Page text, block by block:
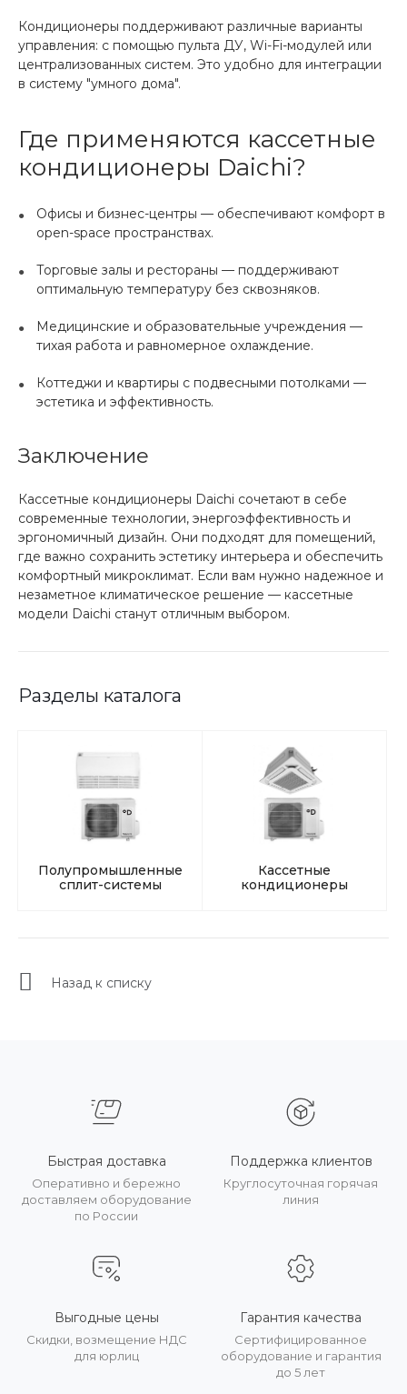
Кондиционеры поддерживают различные варианты
управления: с помощью пульта ДУ, Wi-Fi-модулей или
централизованных систем. Это удобно для интеграции
в систему "умного дома".
Где применяются кассетные
кондиционеры Daichi?
Офисы и бизнес-центры — обеспечивают комфорт в
open-space пространствах.
Торговые залы и рестораны — поддерживают
оптимальную температуру без сквозняков.
Медицинские и образовательные учреждения —
тихая работа и равномерное охлаждение.
Коттеджи и квартиры с подвесными потолками —
эстетика и эффективность.
Заключение
Кассетные кондиционеры Daichi сочетают в себе
современные технологии, энергоэффективность и
эргономичный дизайн. Они подходят для помещений,
где важно сохранить эстетику интерьера и обеспечить
комфортный микроклимат. Если вам нужно надежное и
незаметное климатическое решение — кассетные
модели Daichi станут отличным выбором.
Разделы каталога
Полупромышленные
сплит-системы
Кассетные
кондиционеры
Назад к списку
Быстрая доставка
Оперативно и бережно
доставляем оборудование
по России
Поддержка клиентов
Круглосуточная горячая
линия
Выгодные цены
Скидки, возмещение НДС
для юрлиц
Гарантия качества
Сертифицированное
оборудование и гарантия
до 5 лет